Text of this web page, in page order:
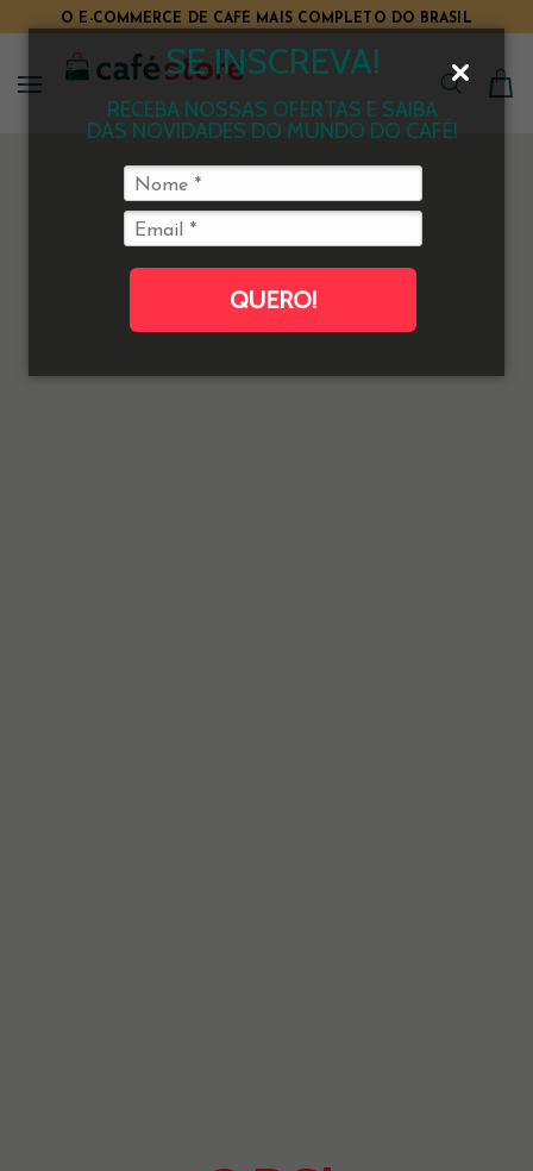
SE INSCREVA!
RECEBA NOSSAS OFERTAS E SAIBA
DAS NOVIDADES DO MUNDO DO CAFÉ!
QUERO!
O E-COMMERCE DE CAFÉ MAIS COMPLETO DO BRASIL